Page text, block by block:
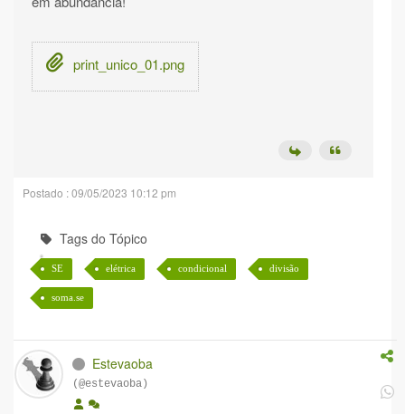
print_unico_01.png
Postado : 09/05/2023 10:12 pm
Tags do Tópico
SE elétrica condicional divisão
soma.se
Estevaoba
(@estevaoba)